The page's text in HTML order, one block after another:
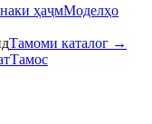
ҳаҷмМоделҳо
Тамоми каталог →
Тамос